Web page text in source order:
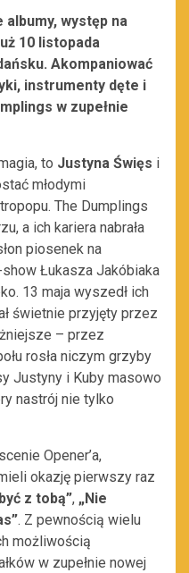
albumy, występ na
10 listopada
Akompaniować
instrumenty dęte i
w zupełnie
to Justyna Święs i
młodymi
The Dumplings
a ich kariera nabrała
piosenek na
Łukasza Jakóbiaka
13 maja wyszedł ich
świetnie przyjęty przez
– przez
rosła niczym grzyby
Justyny i Kuby masowo
nastrój nie tylko
Opener’a,
okazję pierwszy raz
z tobą”, „Nie
. Z pewnością wielu
możliwością
w zupełnie nowej